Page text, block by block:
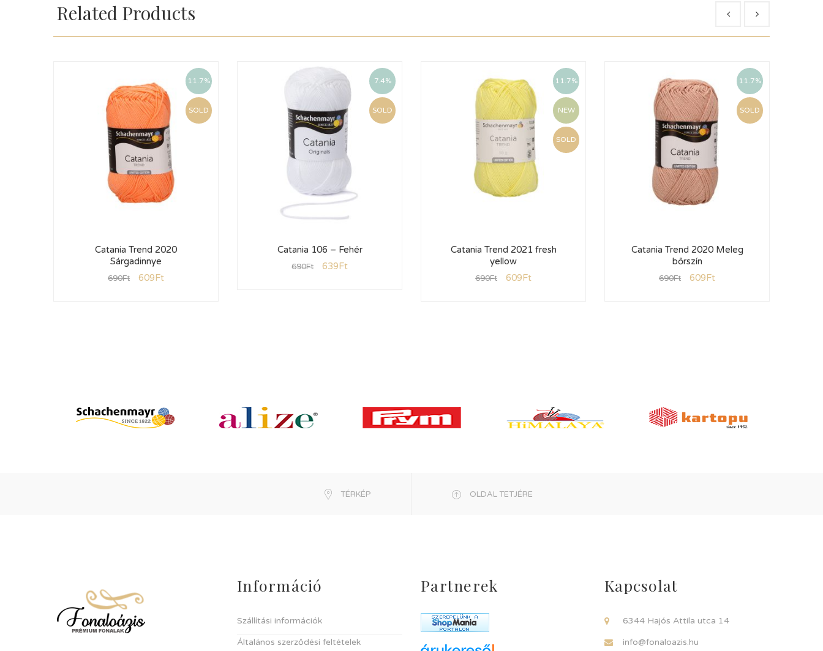
Related Products
11.7%
SOLD
Catania Trend 2020
Sárgadinnye
690Ft 609Ft
7.4%
SOLD
Catania 106 – Fehér
690Ft 639Ft
11.7%
NEW
SOLD
Catania Trend 2021 fresh
yellow
690Ft 609Ft
11.7%
SOLD
Catania Trend 2020 Meleg
bőrszín
690Ft 609Ft
TÉRKÉP OLDAL TETJÉRE
Információ
Szállítási információk
Általános szerződési feltételek
Partnerek Kapcsolat
6344 Hajós Attila utca 14
info@fonaloazis.hu